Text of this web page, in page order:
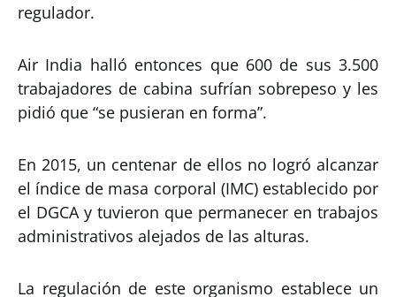
regulador.
Air India halló entonces que 600 de sus 3.500
trabajadores de cabina sufrían sobrepeso y les
pidió que “se pusieran en forma”.
En 2015, un centenar de ellos no logró alcanzar
el índice de masa corporal (IMC) establecido por
el DGCA y tuvieron que permanecer en trabajos
administrativos alejados de las alturas.
La regulación de este organismo establece un